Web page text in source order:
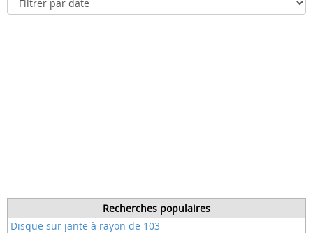
Recherches populaires
Disque sur jante à rayon de 103